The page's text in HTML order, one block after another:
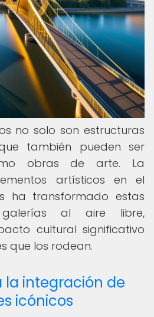
no solo son estructuras
también pueden ser
obras de arte. La
artísticos en el
ha transformado estas
al aire libre,
cultural significativo
que los rodean.
la integración de
icónicos